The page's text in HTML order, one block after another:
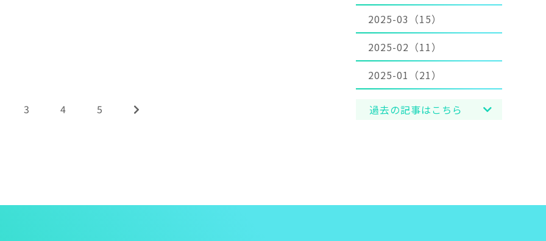
3 4 5
2025-03（15）
2025-02（11）
2025-01（21）
過去の記事はこちら